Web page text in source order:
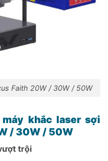
Faith 20W / 30W / 50W
khắc laser sợi
/ 30W / 50W
trội